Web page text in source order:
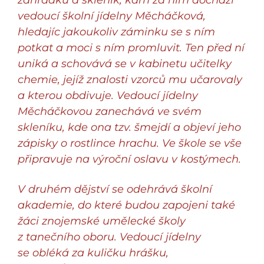
Opera přináší Mendelův příběh
v přístupné a zábavné formě
dětem i dospělým a naplňuje
dlouhodobý cíl festivalu rozvíjet
publikum všech generací včetně
nejmladších diváků. Díky
spolupráci s HF JAMU dostávají
příležitost mladí výkonní umělci,
kteří jsou pověřeni kompletní
produkce, přes tvorbu scény
a kostýmů až po režii a obsazení
ústředních rolí i orchestru.
Komorní operu pro více generací
vedoucí školní jídelny Měcháčková,
hledajíc jakoukoliv záminku se s ním
potkat a moci s ním promluvit. Ten před ní
uniká a schovává se v kabinetu učitelky
chemie, jejíž znalosti vzorců mu učarovaly
a kterou obdivuje. Vedoucí jídelny
Měcháčkovou zanechává ve svém
skleníku, kde ona tzv. šmejdí a objeví jeho
zápisky o rostlince hrachu. Ve škole se vše
připravuje na výroční oslavu v kostýmech.
V druhém dějství se odehrává školní
akademie, do které budou zapojeni také
žáci znojemské umělecké školy
z tanečního oboru. Vedoucí jídelny
se obléká za kuličku hrášku,